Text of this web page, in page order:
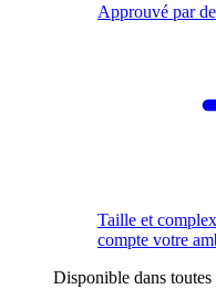
Approuvé par
Taille et
compte votre
Disponible dans toutes